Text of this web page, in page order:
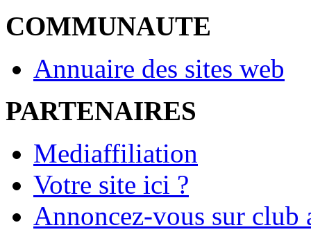
COMMUNAUTE
Annuaire des sites web
PARTENAIRES
Mediaffiliation
Votre site ici ?
Annoncez-vous sur